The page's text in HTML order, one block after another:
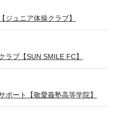
ジュニア体操クラブ】
ラブ【SUN SMILE FC】
ート【敬愛義塾高等学院】